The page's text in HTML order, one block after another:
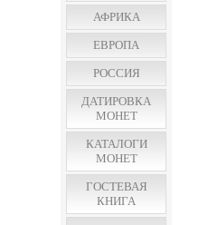
АФРИКА
ЕВРОПА
РОССИЯ
ДАТИРОВКА
МОНЕТ
КАТАЛОГИ
МОНЕТ
ГОСТЕВАЯ
КНИГА